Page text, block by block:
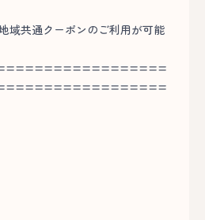
域共通クーポンのご利用が可能